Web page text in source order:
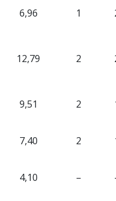
6,96 1
12,79 2
9,51 2
7,40 2
4,10 –